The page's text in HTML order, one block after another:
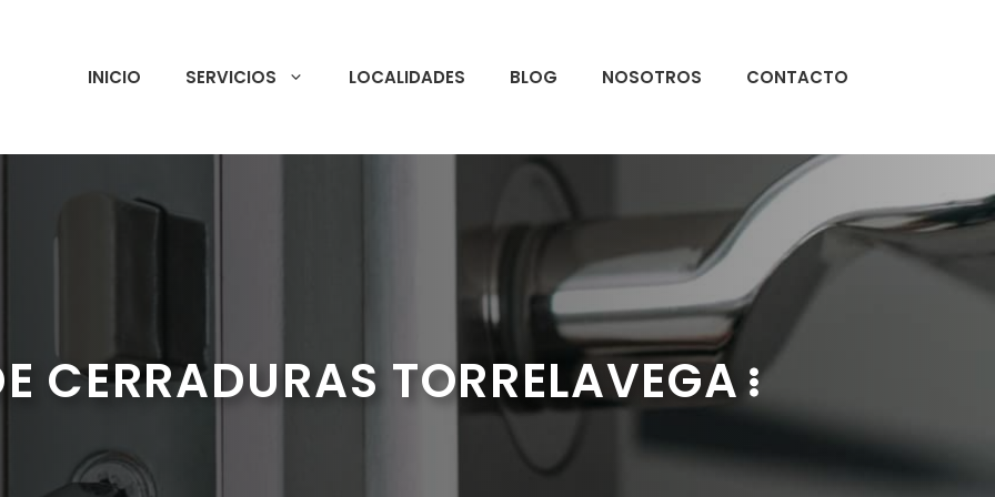
INICIO SERVICIOS LOCALIDADES BLOG NOSOTROS CONTACTO
CERRADURAS TORRELAVEGA